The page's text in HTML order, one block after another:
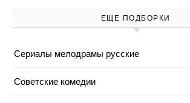
ЕЩЕ ПОДБОРКИ
Cериалы мелодрамы русские
Cоветские комедии